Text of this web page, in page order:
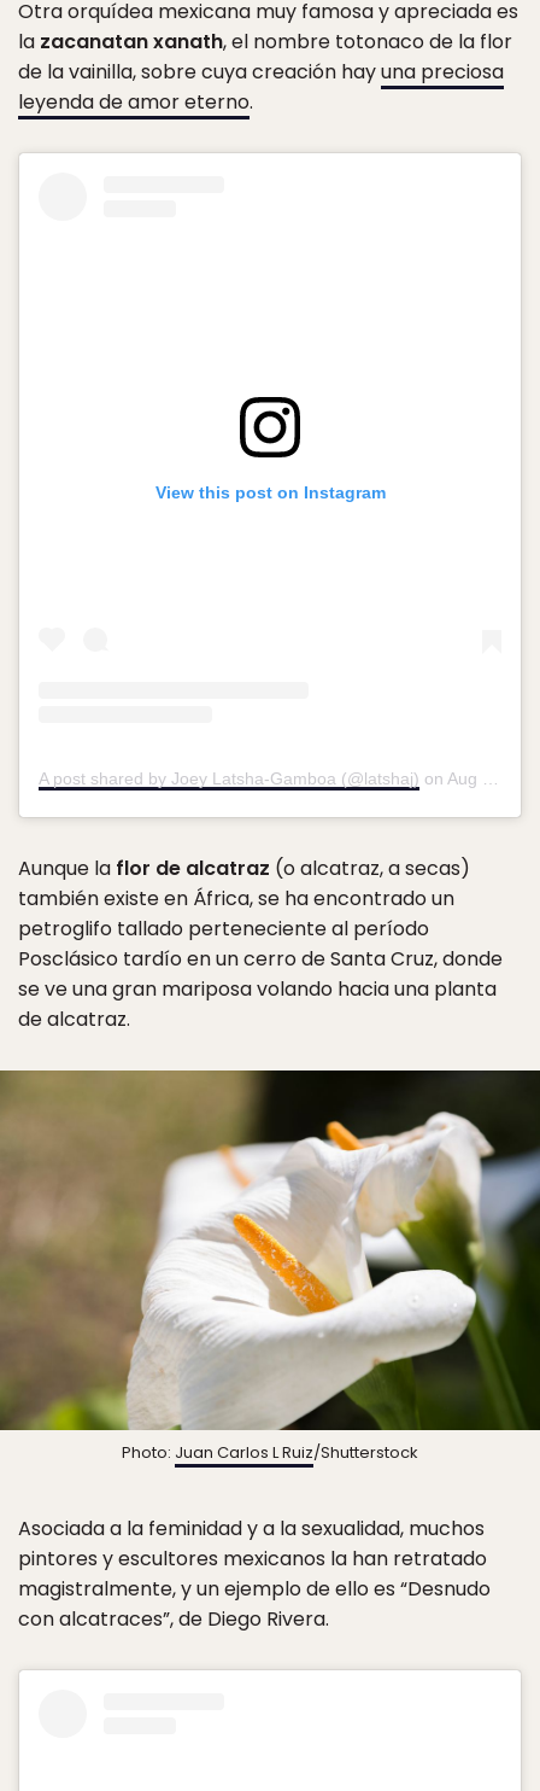
Otra orquídea mexicana muy famosa y apreciada es
la zacanatan xanath, el nombre totonaco de la flor
de la vainilla, sobre cuya creación hayuna preciosa
leyenda de amor eterno.
View this post on Instagram
A post shared by Joey Latsha-Gamboa (@latshaj) on Aug 19, 2018 at 10:00am PDT
Aunque la flor de alcatraz (o alcatraz, a secas)
también existe en África, se ha encontrado un
petroglifo tallado perteneciente al período
Posclásico tardío en un cerro de Santa Cruz, donde
se ve una gran mariposa volando hacia una planta
de alcatraz.
Photo: Juan Carlos L Ruiz/Shutterstock
Asociada a la feminidad y a la sexualidad, muchos
pintores y escultores mexicanos la han retratado
magistralmente, y un ejemplo de ello es “Desnudo
con alcatraces”, de Diego Rivera.